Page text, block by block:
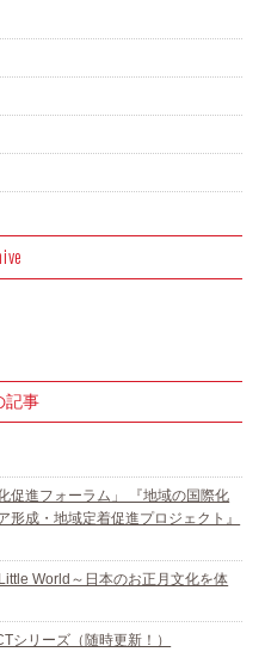
記事
促進フォーラム」 『地域の国際化
形成・地域定着促進プロジェクト』
World～日本のお正月文化を体
リーズ（随時更新！）